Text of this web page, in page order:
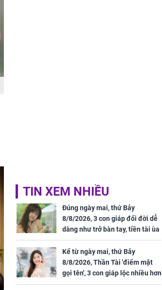
TIN XEM NHIỀU
Đúng ngày mai, thứ Bảy
8/8/2026, 3 con giáp đổi đời dễ
dàng như trở bàn tay, tiền tài ùa
tới, ngồi không lộc cũng đến,
phú quý theo tới già
Kể từ ngày mai, thứ Bảy
8/8/2026, Thần Tài 'điểm mặt
gọi tên', 3 con giáp lộc nhiều hơn
sông, tài vận sáng như trăng